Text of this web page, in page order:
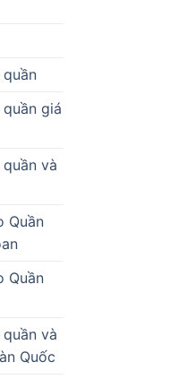
giá
và
Quần
Quần
và
Quốc